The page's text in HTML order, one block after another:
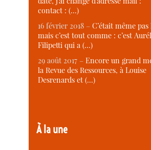
contact : (…)
16 février 2018 –C’était même pas
mais c’est tout comme : c’est
Filipetti qui a (…)
29 août 2017 –Encore un grand
la Revue des Ressources, à Louise
Desrenards et (…)
À la une